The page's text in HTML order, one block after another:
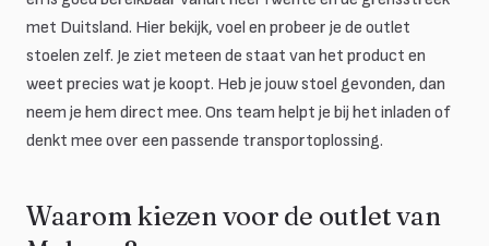
met Duitsland. Hier bekijk, voel en probeer je de outlet
stoelen zelf. Je ziet meteen de staat van het product en
weet precies wat je koopt. Heb je jouw stoel gevonden, dan
neem je hem direct mee. Ons team helpt je bij het inladen of
denkt mee over een passende transportoplossing.
Waarom kiezen voor de outlet van